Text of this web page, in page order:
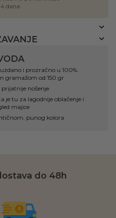
dana
i prozračno u 100%
gramažom od 150 gr
nošenje
je tu za lagodnije oblačenje i
majice
punog kolora
do 48h